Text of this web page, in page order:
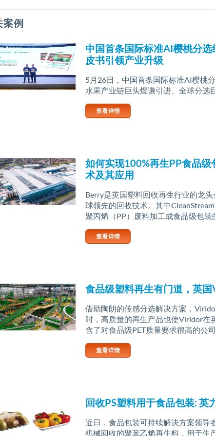
案例
中国首条国际标准AI樱桃分
皮书引领产业升级
5月26日，中国首条国际标准AI樱桃
水果产业链巨头煜谦引进、全球分选
查看详情
如何实现100%再生PP食品
术及其应用
Berry是英国塑料回收再生行业的龙
球领先的回收技术。其中
聚丙烯（PP）废料加工成食品级包装
查看详情
食品级塑料再生有门道，英
借助陶朗的传感分选解决方案，
时，高质量的再生产品也使Viridor在
含了对食品级PET质量要求很高的公司
查看详情
回收PS塑料用于食品包装:
近日，食品包装可持续解决方案领导
机械回收的聚苯乙烯再生料，用于生